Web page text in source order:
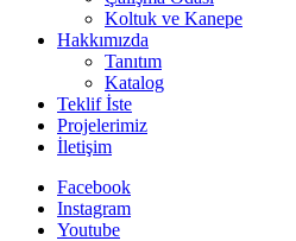
Koltuk ve Kanepe
Hakkımızda
Tanıtım
Katalog
Teklif İste
Projelerimiz
İletişim
Facebook
Instagram
Youtube